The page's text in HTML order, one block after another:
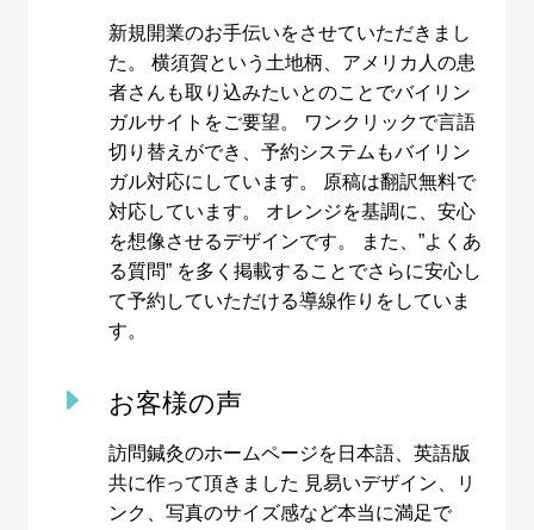
新規開業のお手伝いをさせていただきまし
た。 横須賀という土地柄、アメリカ人の患
者さんも取り込みたいとのことでバイリン
ガルサイトをご要望。 ワンクリックで言語
切り替えができ、予約システムもバイリン
ガル対応にしています。 原稿は翻訳無料で
対応しています。 オレンジを基調に、安心
を想像させるデザインです。 また、”よくあ
る質問” を多く掲載することでさらに安心し
て予約していただける導線作りをしていま
す。
E お客様の声
訪問鍼灸のホームページを日本語、英語版
共に作って頂きました 見易いデザイン、リ
ンク、写真のサイズ感など本当に満足で